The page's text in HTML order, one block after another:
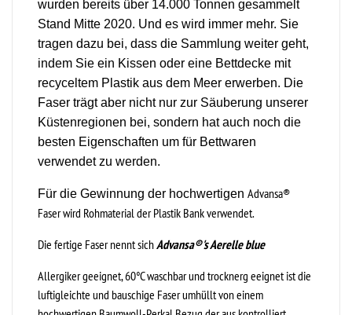
wurden bereits über 14.000 Tonnen gesammelt
Stand Mitte 2020. Und es wird immer mehr. Sie
tragen dazu bei, dass die Sammlung weiter geht,
indem Sie ein Kissen oder eine Bettdecke mit
recyceltem Plastik aus dem Meer erwerben. Die
Faser trägt aber nicht nur zur Säuberung unserer
Küstenregionen bei, sondern hat auch noch die
besten Eigenschaften um für Bettwaren
verwendet zu werden.
Für die Gewinnung der hochwertigen Advansa®
Faser wird Rohmaterial der Plastik Bank verwendet.
Die fertige Faser nennt sichAdvansa®'s Aerelle blue
Allergiker geeignet, 60°C waschbar und trocknerg eeignet ist die
luftigleichte und bauschige Faser umhüllt von einem